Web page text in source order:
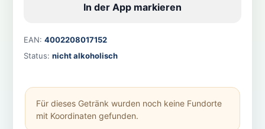
In der App markieren
EAN: 4002208017152
Status: nicht alkoholisch
Für dieses Getränk wurden noch keine Fundorte
mit Koordinaten gefunden.